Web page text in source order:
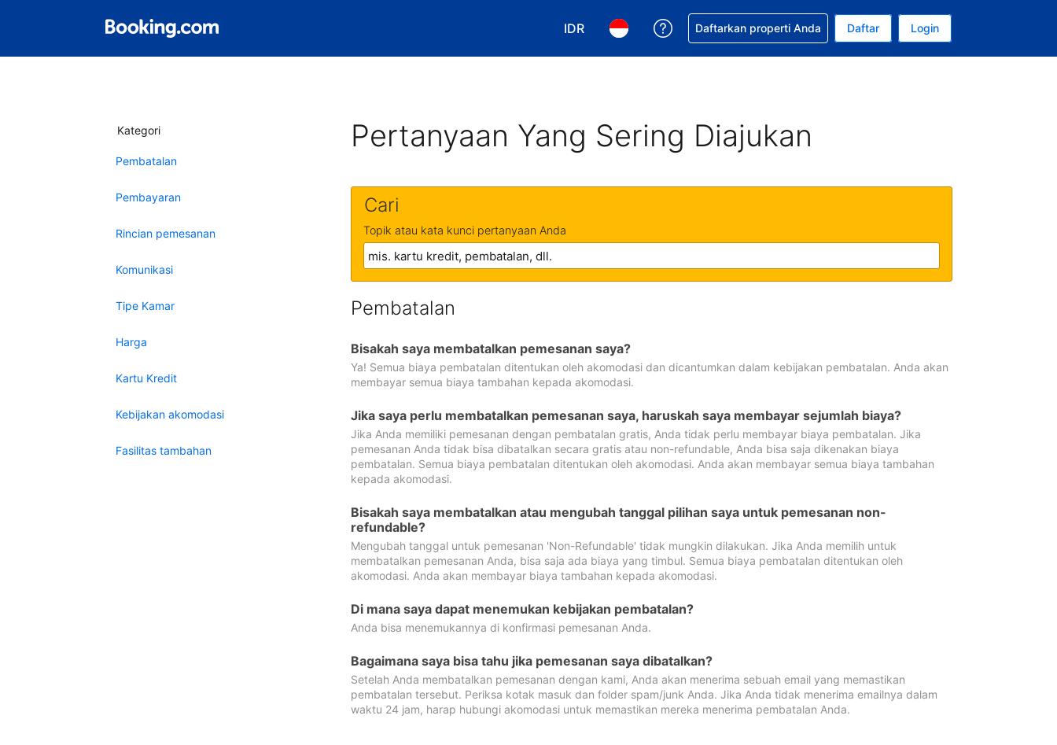
IDR
Pilih mata uang Anda. Mata uang Anda saat ini adalah Rupiah Indonesia
Pilih bahasa Anda. Bahasa Anda saat ini adalah Bahasa Indonesia
Dapatkan bantuan untuk pemesanan Anda
Daftarkan properti Anda Daftar Login
Kategori
Pembatalan
Pembayaran
Rincian pemesanan
Komunikasi
Tipe Kamar
Harga
Kartu Kredit
Kebijakan akomodasi
Fasilitas tambahan
Pertanyaan Yang Sering Diajukan
Cari
Topik atau kata kunci pertanyaan Anda
Pembatalan
Bisakah saya membatalkan pemesanan saya?
Ya! Semua biaya pembatalan ditentukan oleh akomodasi dan dicantumkan dalam kebijakan pembatalan. Anda akan
membayar semua biaya tambahan kepada akomodasi.
Jika saya perlu membatalkan pemesanan saya, haruskah saya membayar sejumlah biaya?
Jika Anda memiliki pemesanan dengan pembatalan gratis, Anda tidak perlu membayar biaya pembatalan. Jika
pemesanan Anda tidak bisa dibatalkan secara gratis atau non-refundable, Anda bisa saja dikenakan biaya
pembatalan. Semua biaya pembatalan ditentukan oleh akomodasi. Anda akan membayar semua biaya tambahan
kepada akomodasi.
Bisakah saya membatalkan atau mengubah tanggal pilihan saya untuk pemesanan non-
refundable?
Mengubah tanggal untuk pemesanan 'Non-Refundable' tidak mungkin dilakukan. Jika Anda memilih untuk
membatalkan pemesanan Anda, bisa saja ada biaya yang timbul. Semua biaya pembatalan ditentukan oleh
akomodasi. Anda akan membayar biaya tambahan kepada akomodasi.
Di mana saya dapat menemukan kebijakan pembatalan?
Anda bisa menemukannya di konfirmasi pemesanan Anda.
Bagaimana saya bisa tahu jika pemesanan saya dibatalkan?
Setelah Anda membatalkan pemesanan dengan kami, Anda akan menerima sebuah email yang memastikan
pembatalan tersebut. Periksa kotak masuk dan folder spam/junk Anda. Jika Anda tidak menerima emailnya dalam
waktu 24 jam, harap hubungi akomodasi untuk memastikan mereka menerima pembatalan Anda.